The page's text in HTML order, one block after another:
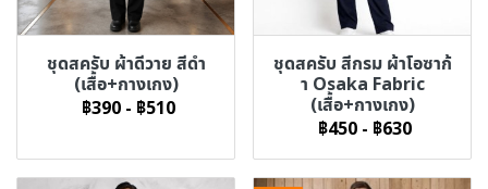
ชุดสครับ ผ้าดีวาย สีดำ
(เสื้อ+กางเกง)
฿390 - ฿510
ชุดสครับ สีกรม ผ้าโอซาก้
า Osaka Fabric
(เสื้อ+กางเกง)
฿450 - ฿630